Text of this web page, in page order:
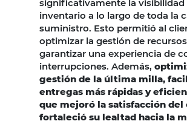
significativamente la visibilidad
inventario a lo largo de toda la
suministro. Esto permitió al
optimizar la gestión de
garantizar una experiencia de
interrupciones. Además,
gestión de la última milla,
entregas más rápidas y
que mejoró la satisfacción del
fortaleció su lealtad hacia la